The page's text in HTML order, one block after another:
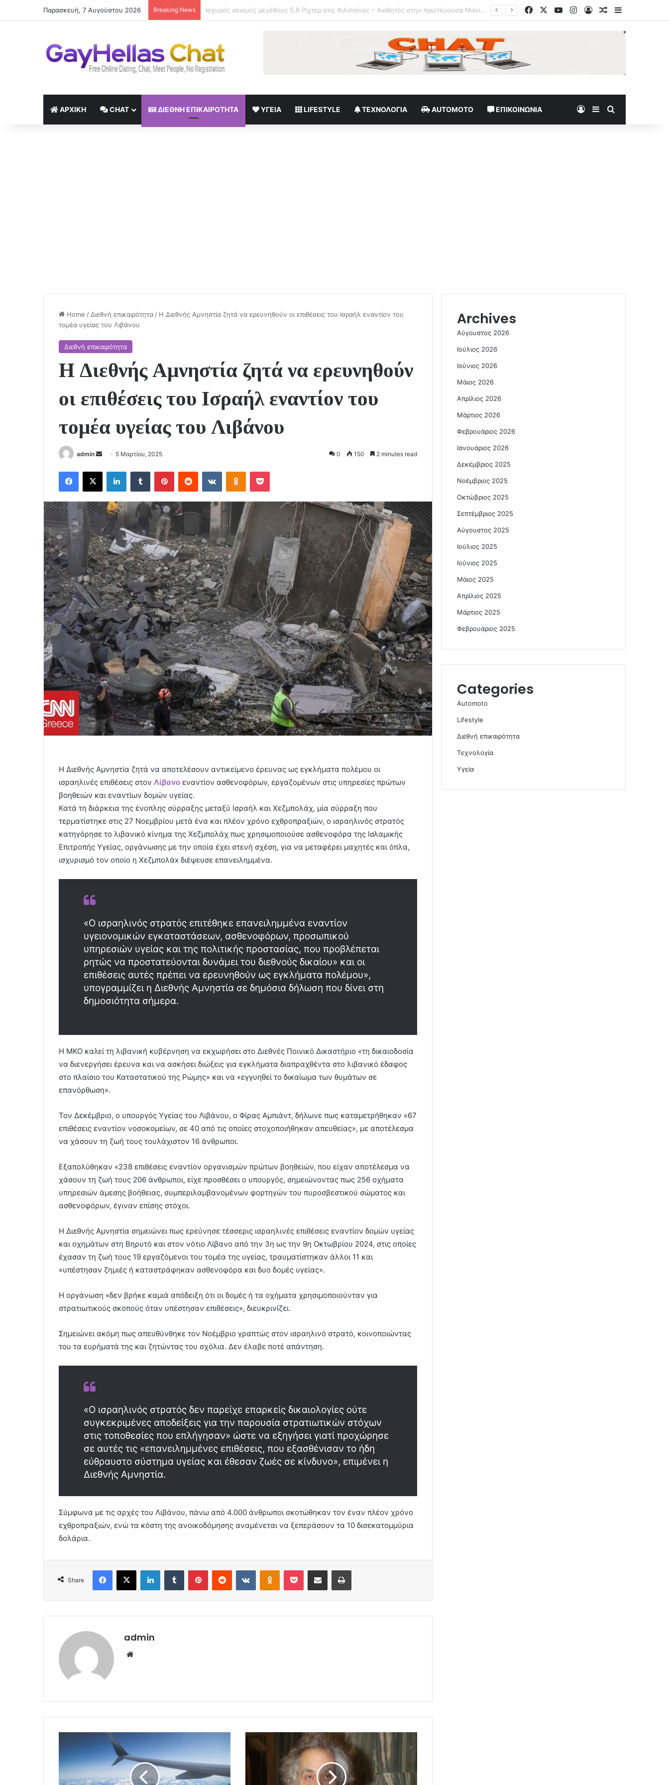
Παρασκευή, 7 Αυγούστου 2026 Breaking News Οι οικογενειακές στιγμές με τον σύζυγό της Γιώργο Μπούσαλη στη Σαντορίνη FacebookYouTubeInstagram
Log InRandom Article
Sidebar
ΑΡΧΙΚΉ CHAT ΔΙΕΘΝΉ ΕΠΙΚΑΙΡΌΤΗΤΑ ΥΓΕΊΑ LIFESTYLE ΤΕΧΝΟΛΟΓΊΑ AUTOMOTO ΕΠΙΚΟΙΝΩΝΊΑ Log InSidebar
Home / Διεθνή επικαιρότητα / Η Διεθνής Αμνηστία ζητά να ερευνηθούν οι επιθέσεις του Ισραήλ εναντίον του
τομέα υγείας του Λιβάνου
Διεθνή επικαιρότητα
Η Διεθνής Αμνηστία ζητά να ερευνηθούν
οι επιθέσεις του Ισραήλ εναντίον του
τομέα υγείας του Λιβάνου
admin
Send
email
5 Μαρτίου, 2025 0 150 2 minutes read
Facebook
X LinkedInTumblr PinterestReddit VKontakteOdnoklassniki
Pocket
Η Διεθνής Αμνηστία ζητά να αποτελέσουν αντικείμενο έρευνας ως εγκλήματα πολέμου οι
ισραηλινές επιθέσεις στον Λίβανο εναντίον ασθενοφόρων, εργαζομένων στις υπηρεσίες πρώτων
βοηθειών και εναντίων δομών υγείας.
Κατά τη διάρκεια της ένοπλης σύρραξης μεταξύ Ισραήλ και Χεζμπολάχ, μία σύρραξη που
τερματίστηκε στις 27 Νοεμβρίου μετά ένα και πλέον χρόνο εχθροπραξιών, ο ισραηλινός στρατός
κατηγόρησε το λιβανικό κίνημα της Χεζμπολάχ πως χρησιμοποιούσε ασθενοφόρα της Ισλαμικής
Επιτροπής Υγείας, οργάνωσης με την οποία έχει στενή σχέση, για να μεταφέρει μαχητές και όπλα,
ισχυρισμό τον οποίο η Χεζμπολάx διέψευσε επανειλημμένα.
«Ο ισραηλινός στρατός επιτέθηκε επανειλημμένα εναντίον
υγειονομικών εγκαταστάσεων, ασθενοφόρων, προσωπικού
υπηρεσιών υγείας και της πολιτικής προστασίας, που προβλέπεται
ρητώς να προστατεύονται δυνάμει του διεθνούς δικαίου» και οι
επιθέσεις αυτές πρέπει να ερευνηθούν ως εγκλήματα πολέμου»,
υπογραμμίζει η Διεθνής Αμνηστία σε δημόσια δήλωση που δίνει στη
δημοσιότητα σήμερα.
Η ΜΚΟ καλεί τη λιβανική κυβέρνηση να εκχωρήσει στο Διεθνές Ποινικό Δικαστήριο «τη δικαιοδοσία
να διενεργήσει έρευνα και να ασκήσει διώξεις για εγκλήματα διαπραχθέντα στο λιβανικό έδαφος
στο πλαίσιο του Καταστατικού της Ρώμης» και να «εγγυηθεί το δικαίωμα των θυμάτων σε
επανόρθωση».
Τον Δεκέμβριο, ο υπουργός Υγείας του Λιβάνου, ο Φίρας Αμπιάντ, δήλωνε πως καταμετρήθηκαν «67
επιθέσεις εναντίον νοσοκομείων, σε 40 από τις οποίες στοχοποιήθηκαν απευθείας», με αποτέλεσμα
να χάσουν τη ζωή τους τουλάχιστον 16 άνθρωποι.
Εξαπολύθηκαν «238 επιθέσεις εναντίον οργανισμών πρώτων βοηθειών, που είχαν αποτέλεσμα να
χάσουν τη ζωή τους 206 άνθρωποι, είχε προσθέσει ο υπουργός, σημειώνοντας πως 256 οχήματα
υπηρεσιών άμεσης βοήθειας, συμπεριλαμβανομένων φορτηγών του πυροσβεστικού σώματος και
ασθενοφόρων, έγιναν επίσης στόχοι.
Η Διεθνής Αμνηστία σημειώνει πως ερεύνησε τέσσερις ισραηλινές επιθέσεις εναντίον δομών υγείας
και οχημάτων στη Βηρυτό και στον νότιο Λίβανο από την 3η ως την 9η Οκτωβρίου 2024, στις οποίες
έχασαν τη ζωή τους 19 εργαζόμενοι του τομέα της υγείας, τραυματίστηκαν άλλοι 11 και
«υπέστησαν ζημιές ή καταστράφηκαν ασθενοφόρα και δυο δομές υγείας».
Η οργάνωση «δεν βρήκε καμιά απόδειξη ότι οι δομές ή τα οχήματα χρησιμοποιούνταν για
στρατιωτικούς σκοπούς όταν υπέστησαν επιθέσεις», διευκρινίζει.
Σημειώνει ακόμη πως απευθύνθηκε τον Νοέμβριο γραπτώς στον ισραηλινό στρατό, κοινοποιώντας
του τα ευρήματά της και ζητώντας του σχόλια. Δεν έλαβε ποτέ απάντηση.
«Ο ισραηλινός στρατός δεν παρείχε επαρκείς δικαιολογίες ούτε
συγκεκριμένες αποδείξεις για την παρουσία στρατιωτικών στόχων
στις τοποθεσίες που επλήγησαν» ώστε να εξηγήσει γιατί προχώρησε
σε αυτές τις «επανειλημμένες επιθέσεις, που εξασθένισαν το ήδη
εύθραυστο σύστημα υγείας και έθεσαν ζωές σε κίνδυνο», επιμένει η
Διεθνής Αμνηστία.
Σύμφωνα με τις αρχές του Λιβάνου, πάνω από 4.000 άνθρωποι σκοτώθηκαν τον έναν πλέον χρόνο
εχθροπραξιών, ενώ τα κόστη της ανοικοδόμησης αναμένεται να ξεπεράσουν τα 10 δισεκατομμύρια
δολάρια.
Share
Facebook
X LinkedInTumblr PinterestReddit VKontakteOdnoklassniki
Pocket Share via Email Print
admin
Archives
Αύγουστος 2026
Ιούλιος 2026
Ιούνιος 2026
Μάιος 2026
Απρίλιος 2026
Μάρτιος 2026
Φεβρουάριος 2026
Ιανουάριος 2026
Δεκέμβριος 2025
Νοέμβριος 2025
Οκτώβριος 2025
Σεπτέμβριος 2025
Αύγουστος 2025
Ιούλιος 2025
Ιούνιος 2025
Μάιος 2025
Απρίλιος 2025
Μάρτιος 2025
Φεβρουάριος 2025
Categories
Automoto
Lifestyle
Διεθνή επικαιρότητα
Τεχνολογία
Υγεία